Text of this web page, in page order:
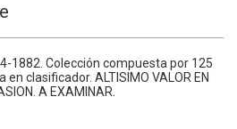
1882. Colección compuesta por 125
clasificador. ALTISIMO VALOR EN
A EXAMINAR.